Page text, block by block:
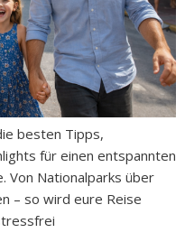
besten Tipps,
für einen entspannten
Von Nationalparks über
– so wird eure Reise